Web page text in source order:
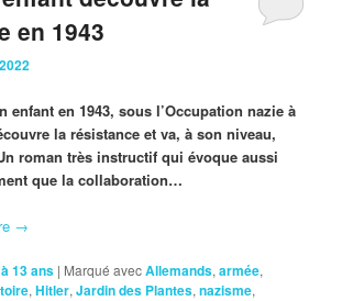
en 1943
enfant en 1943, sous l’Occupation nazie à
la résistance et va, à son niveau,
roman très instructif qui évoque aussi
que la collaboration…
→
13 ans | Marqué avecAllemands,armée,
,Hitler,Jardin des Plantes,nazisme,